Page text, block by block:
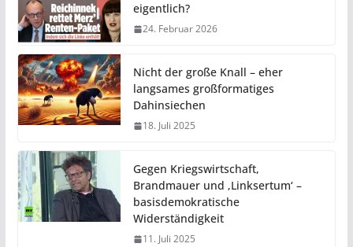
eigentlich?
24. Februar 2026
Nicht der große Knall – eher
langsames großformatiges
Dahinsiechen
18. Juli 2025
Gegen Kriegswirtschaft,
Brandmauer und ‚Linksertum‘ –
basisdemokratische
Widerständigkeit
11. Juli 2025